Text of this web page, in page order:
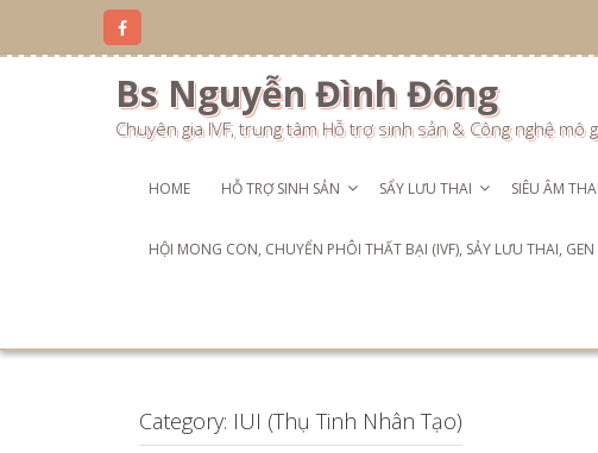
content
Bs Nguyễn Đình Đông
Chuyên gia IVF, trung tâm Hỗ trợ sinh sản & Công nghệ mô
HOME HỖ TRỢ SINH SẢN SẨY LƯU THAI SIÊU ÂM THAI
HỘI MONG CON, CHUYỂN PHÔI THẤT BẠI (IVF), SẢY LƯU THAI,
Category: IUI (Thụ Tinh Nhân Tạo)